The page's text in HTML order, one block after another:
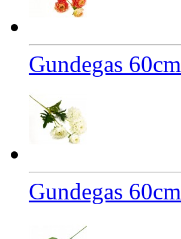
Gundegas 60cm
Gundegas 60cm